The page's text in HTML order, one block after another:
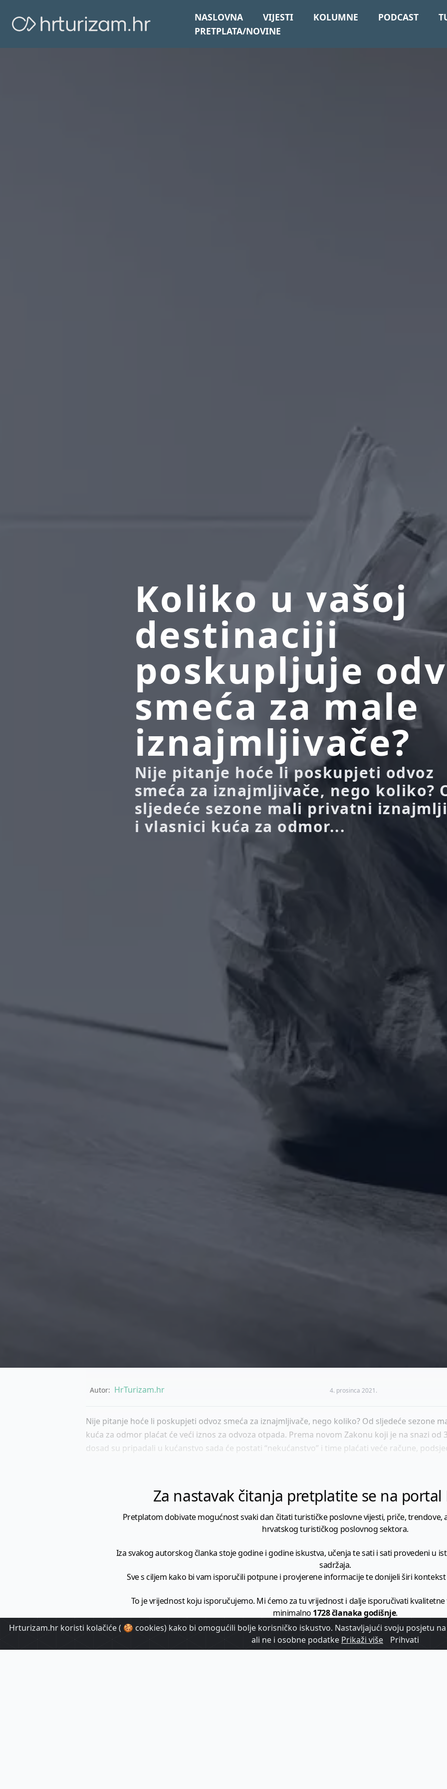
NASLOVNA VIJESTI KOLUMNE PODCAST
PRETPLATA/NOVINE
Koliko u vašoj
destinaciji
poskupljuje
smeća za male
iznajmljivače?
Nije pitanje hoće li poskupjeti odvoz
smeća za iznajmljivače, nego koliko?
sljedeće sezone mali privatni
i vlasnici kuća za odmor...
Autor: HrTurizam.hr 4. prosinca 2021.
Nije pitanje hoće li poskupjeti odvoz smeća za iznajmljivače, nego koliko? Od sljedeće sezone
kuća za odmor plaćat će veći iznos za odvoza otpada. Prema novom Zakonu koji je na snazi
dosad su pripadali u kućanstvo sada će postati “nekućanstvo” i time plaćati veće račune,
Za nastavak čitanja pretplatite se na
Pretplatom dobivate mogućnost svaki dan čitati turističke poslovne vijesti, priče, trendove,
hrvatskog turističkog poslovnog sektora.
Iza svakog autorskog članka stoje godine i godine iskustva, učenja te sati i sati provedeni u
sadržaja.
Sve s ciljem kako bi vam isporučili potpune i provjerene informacije te donijeli širi
To je vrijednost koju isporučujemo. Mi ćemo za tu vrijednost i dalje isporučivati
minimalno 1728 članaka godišnje.
HrTurizam - vaš izvor informacija iz poslovnog svijeta hrvatskog
Hrturizam.hr koristi kolačiće ( 🍪 cookies) kako bi omogućili bolje korisničko iskustvo. Nastavljajući svoju posjetu
ali ne i osobne podatke Prikaži više Prihvati